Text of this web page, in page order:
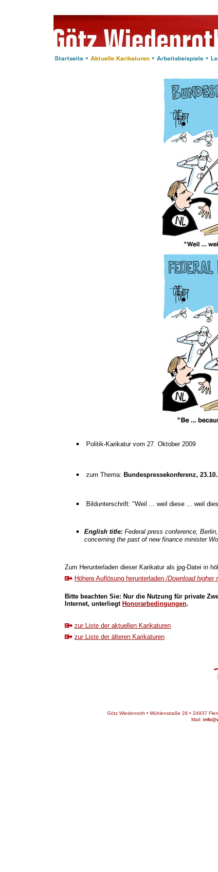
Politik-Karikatur vom 27. Oktober 2009
zum Thema: Bundespressekonferenz,
Bildunterschrift: "Weil ... weil diese ... weil
English title: Federal press conference,
concerning the past of new finance minister
Zum Herunterladen dieser Karikatur als jpg-Datei in
Höhere Auflösung herunterladen/Download higher
Bitte beachten Sie: Nur die Nutzung für private
Internet, unterliegt Honorarbedingungen.
zur Liste der aktuellen Karikaturen
zur Liste der älteren Karikaturen
Götz Wiedenroth • Mühlenstraße 28 • 24937
Mail: